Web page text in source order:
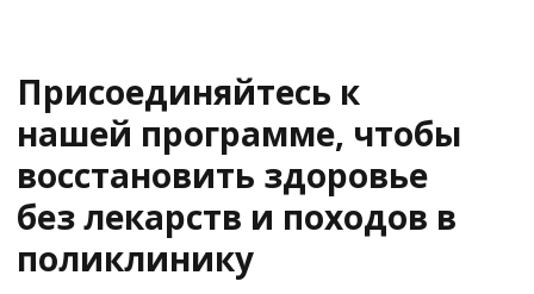
У Вас остались вопросы?
Хотите проконсультироваться
с нашим специалистом?
Задать вопрос
Напишите нам в службу заботы